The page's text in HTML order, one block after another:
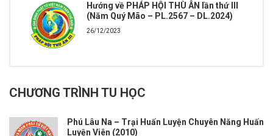
Hướng về PHÁP HỘI THÙ ÂN lần thứ III
(Năm Quý Mão – PL.2567 – DL.2024)
26/12/2023
CHƯƠNG TRÌNH TU HỌC
Phú Lâu Na – Trại Huấn Luyện Chuyên Năng Huấn
Luyện Viên (2010)